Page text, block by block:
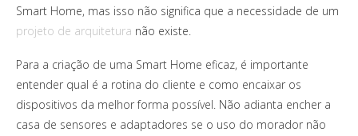
Smart Home, mas isso não significa que a necessidade de um
projeto de arquitetura não existe.
Para a criação de uma Smart Home eficaz, é importante
entender qual é a rotina do cliente e como encaixar os
dispositivos da melhor forma possível. Não adianta encher a
casa de sensores e adaptadores se o uso do morador não